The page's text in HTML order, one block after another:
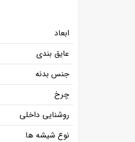
ابعاد
عایق بندی
جنس بدنه
چرخ
روشنایی داخلی
نوع شیشه ها